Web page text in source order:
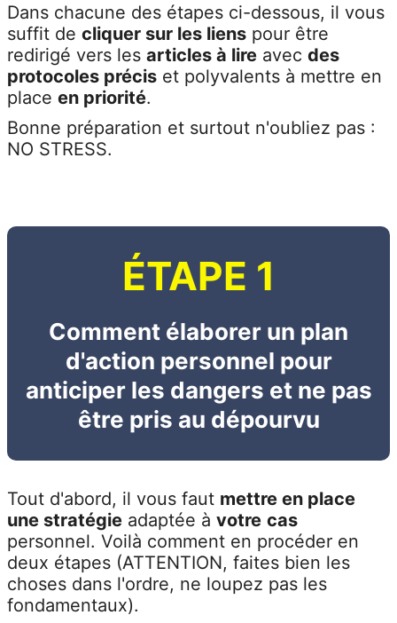
Dans chacune des étapes ci-dessous, il vous
suffit de cliquer sur les liens pour être
redirigé vers les articles à lire avec des
protocoles précis et polyvalents à mettre en
place en priorité.
Bonne préparation et surtout n'oubliez pas :
NO STRESS.
ÉTAPE 1
Comment élaborer un plan
d'action personnel pour
anticiper les dangers et ne pas
être pris au dépourvu
Tout d'abord, il vous faut mettre en place
une stratégie adaptée à votre cas
personnel. Voilà comment en procéder en
deux étapes (ATTENTION, faites bien les
choses dans l'ordre, ne loupez pas les
fondamentaux).